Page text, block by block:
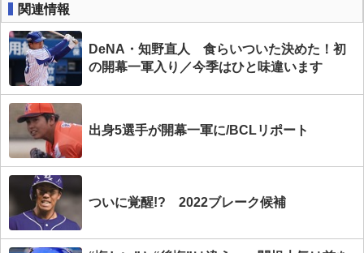
関連情報
DeNA・知野直人 食らいついた決めた！初
の開幕一軍入り／今季はひと味違います
出身5選手が開幕一軍に/BCLリポート
ついに覚醒!? 2022ブレーク候補